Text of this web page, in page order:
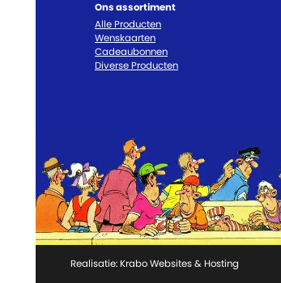
Ons assortiment
Alle Producten
Wenskaarten
Cadeaubonnen
Diverse Producten
Realisatie: Krabo Websites & Hosting